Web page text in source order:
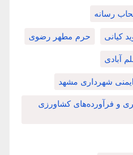
رسانه
کیانی حرم مطهر رضوی
آبادی
شهرداری مشهد
و فرآورده‌های کشاورزی